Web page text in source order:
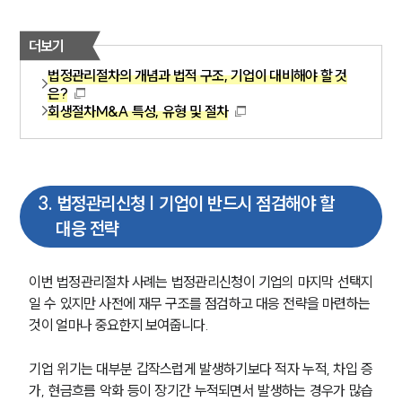
더보기
법정관리절차의 개념과 법적 구조, 기업이 대비해야 할 것
은?
회생절차M&A 특성, 유형 및 절차
3. 법정관리신청 | 기업이 반드시 점검해야 할
대응 전략
이번 법정관리절차 사례는 법정관리신청이 기업의 마지막 선택지
일 수 있지만 사전에 재무 구조를 점검하고 대응 전략을 마련하는
것이 얼마나 중요한지 보여줍니다.
기업 위기는 대부분 갑작스럽게 발생하기보다 적자 누적, 차입 증
가, 현금흐름 악화 등이 장기간 누적되면서 발생하는 경우가 많습